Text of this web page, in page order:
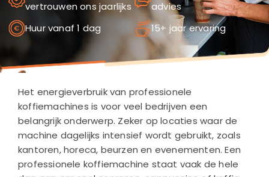
vertrouwen ons jaarlijks
advies
Huur vanaf 1 dag
15+ jaar ervaring
Het energieverbruik van professionele
koffiemachines is voor veel bedrijven een
belangrijk onderwerp. Zeker op locaties waar de
machine dagelijks intensief wordt gebruikt, zoals
kantoren, horeca, beurzen en evenementen. Een
professionele koffiemachine staat vaak de hele